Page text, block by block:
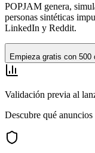
POPJAM genera,
personas sintéticas
LinkedIn y Reddit.
Empieza gratis con 500
Validación previa al
Descubre qué